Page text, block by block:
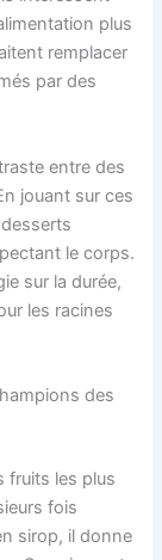
plus
remplacer
par des
entre des
jouant sur ces
le corps.
sur la durée,
les racines
des
fruits les plus
fois
sirop, il donne